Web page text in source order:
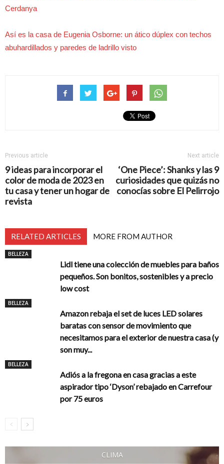
Cerdanya
Así es la casa de Eugenia Osborne: un ático dúplex con techos
abuhardillados y paredes de ladrillo visto
Previous article
9 ideas para incorporar el
color de moda de 2023 en
tu casa y tener un hogar de
revista
Next article
‘One Piece’: Shanks y las 9
curiosidades que quizás no
conocías sobre El Pelirrojo
RELATED ARTICLES MORE FROM AUTHOR
BELLEZA
Lidl tiene una colección de muebles para baños
pequeños. Son bonitos, sostenibles y a precio
low cost
BELLEZA
Amazon rebaja el set de luces LED solares
baratas con sensor de movimiento que
necesitamos para el exterior de nuestra casa (y
son muy...
BELLEZA
Adiós a la fregona en casa gracias a este
aspirador tipo ‘Dyson’ rebajado en Carrefour
por 75 euros
CLIMA